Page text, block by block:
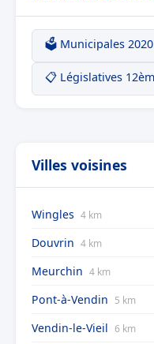
🗳️ Municipales 2020
📋 Législatives
Villes voisines
Wingles 4 km
Douvrin 4 km
Meurchin 4 km
Pont-à-Vendin 5 km
Vendin-le-Vieil 6 km